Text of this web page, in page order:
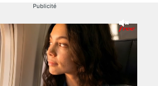
Publicité